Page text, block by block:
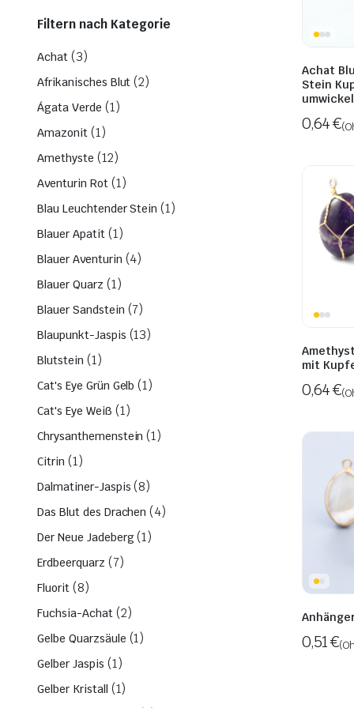
Achat
Stein
0,64€
mit
0,64€
0,51€
Filtern nach Kategorie
Achat (3)
Afrikanisches Blut (2)
Ágata Verde (1)
Amazonit (1)
Amethyste (12)
Aventurin Rot (1)
Blau Leuchtender Stein (1)
Blauer Apatit (1)
Blauer Aventurin (4)
Blauer Quarz (1)
Blauer Sandstein (7)
Blaupunkt-Jaspis (13)
Blutstein (1)
Cat's Eye Grün Gelb (1)
Cat's Eye Weiß (1)
Chrysanthemenstein (1)
Citrin (1)
Dalmatiner-Jaspis (8)
Das Blut des Drachen (4)
Der Neue Jadeberg (1)
Erdbeerquarz (7)
Fluorit (8)
Fuchsia-Achat (2)
Gelbe Quarzsäule (1)
Gelber Jaspis (1)
Gelber Kristall (1)